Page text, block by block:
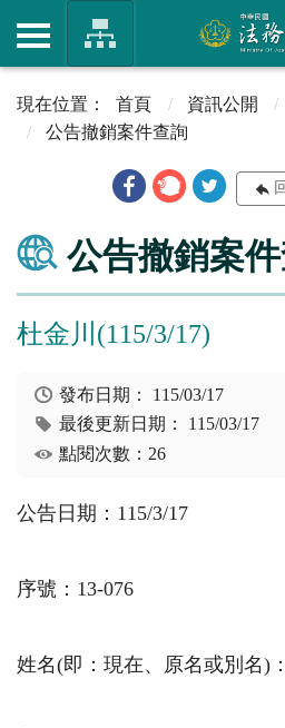
首頁 資訊公開
公告撤銷案件查詢
公告撤銷案
杜金川(115/3/17)
發布日期： 115/03/17
最後更新日期： 115/03/17
點閱次數：26
公告日期：115/3/17
序號：13-076
姓名(即：現在、原名或別名)